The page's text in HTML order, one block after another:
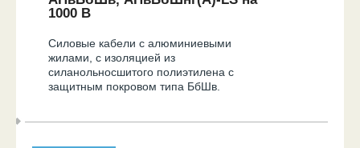
1000 В
Силовые кабели с алюминиевыми
жилами, с изоляцией из
силанольносшитого полиэтилена с
защитным покровом типа БбШв.